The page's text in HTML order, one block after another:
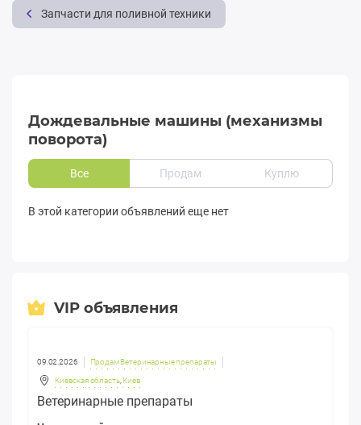
Запчасти для поливной техники
Дождевальные машины (механизмы
поворота)
Все Продам Куплю
В этой категории объявлений еще нет
VIP объявления
09.02.2026 Продам Ветеринарные препараты
Киевская область, Киев
Ветеринарные препараты